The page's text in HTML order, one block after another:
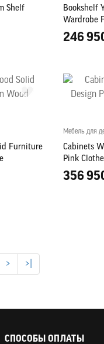
Shelf
Bookshelf
Wardrobe
246
Furniture
Мебель для
Cabinets
Pink
356
> >|
СПОСОБЫ ОПЛАТЫ